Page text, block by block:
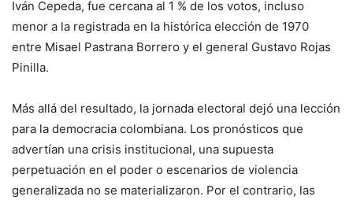
Iván Cepeda, fue cercana al 1 % de los votos, incluso
menor a la registrada en la histórica elección de 1970
entre Misael Pastrana Borrero y el general Gustavo Rojas
Pinilla.
Más allá del resultado, la jornada electoral dejó una lección
para la democracia colombiana. Los pronósticos que
advertían una crisis institucional, una supuesta
perpetuación en el poder o escenarios de violencia
generalizada no se materializaron. Por el contrario, las